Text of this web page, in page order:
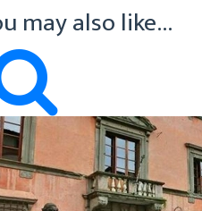
may also like...